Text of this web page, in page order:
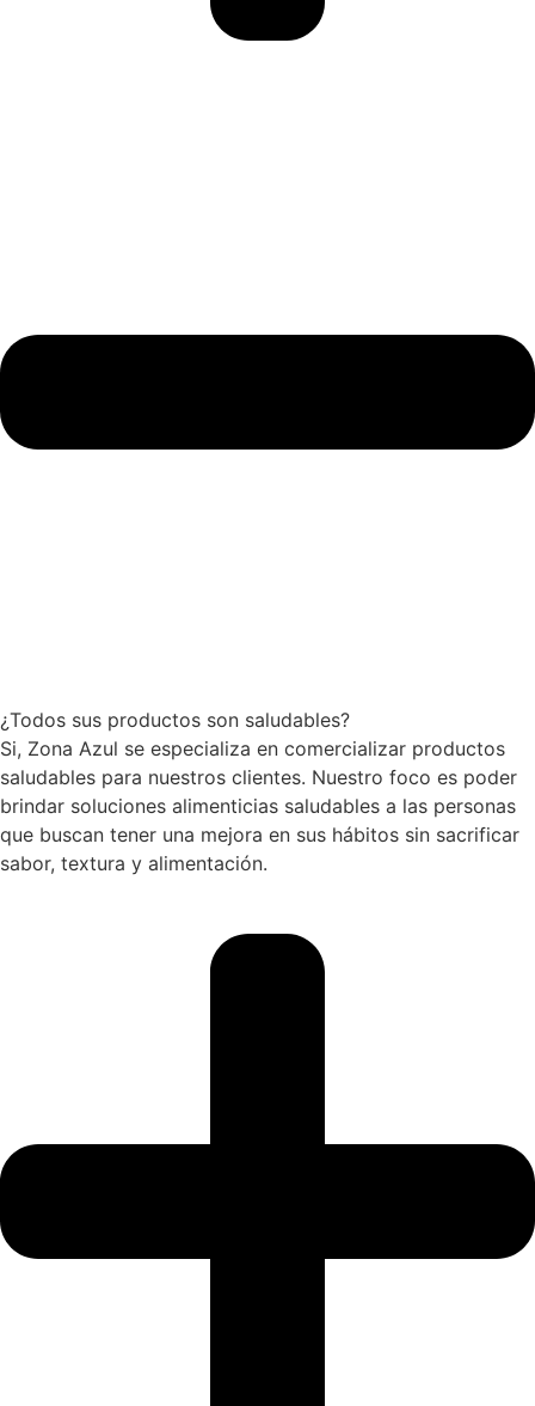
¿Todos sus productos son saludables?
Si, Zona Azul se especializa en comercializar productos
saludables para nuestros clientes. Nuestro foco es poder
brindar soluciones alimenticias saludables a las personas
que buscan tener una mejora en sus hábitos sin sacrificar
sabor, textura y alimentación.